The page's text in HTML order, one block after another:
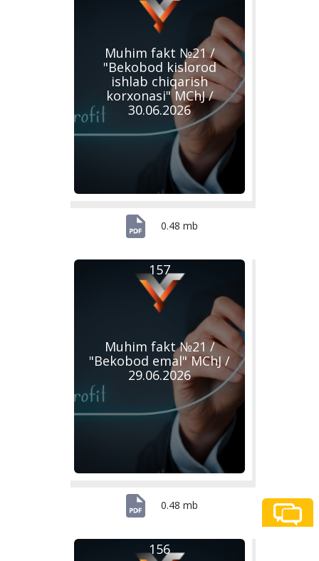
Muhim fakt №21 /
"Bekobod kislorod
ishlab chiqarish
korxonasi" MChJ /
30.06.2026
0.48 mb
Muhim fakt №21 /
"Bekobod emal" MChJ /
29.06.2026
157
0.48 mb
156